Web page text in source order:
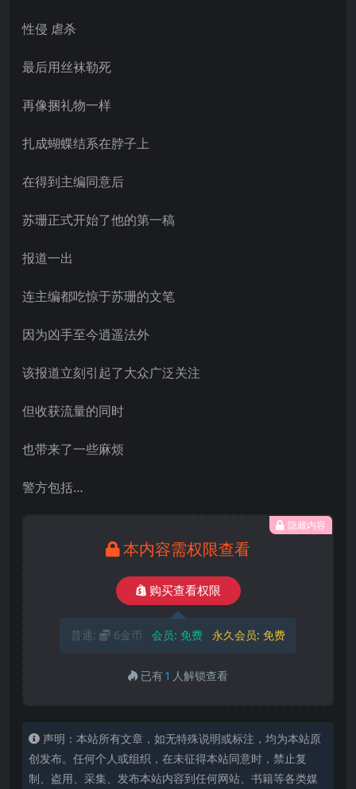
性侵 虐杀
最后用丝袜勒死
再像捆礼物一样
扎成蝴蝶结系在脖子上
在得到主编同意后
苏珊正式开始了他的第一稿
报道一出
连主编都吃惊于苏珊的文笔
因为凶手至今逍遥法外
该报道立刻引起了大众广泛关注
但收获流量的同时
也带来了一些麻烦
警方包括…
隐藏内容
本内容需权限查看
购买查看权限
普通: 6金币 会员: 免费 永久会员: 免费
已有1 人解锁查看
声明：本站所有文章，如无特殊说明或标注，均为本站原
创发布。任何个人或组织，在未征得本站同意时，禁止复
制、盗用、采集、发布本站内容到任何网站、书籍等各类媒